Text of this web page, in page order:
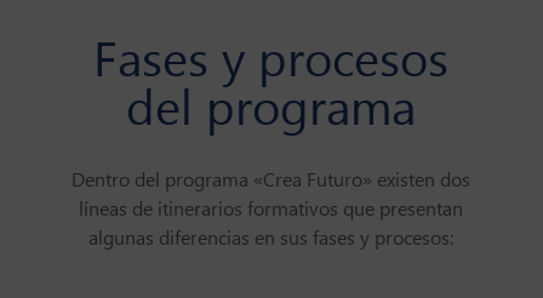
Fases y procesos
del programa
Dentro del programa «Crea Futuro» existen dos
líneas de itinerarios formativos que presentan
algunas diferencias en sus fases y procesos: